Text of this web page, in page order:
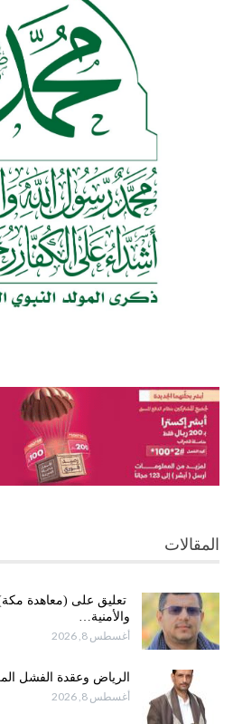
المقالات
تعليق على (معاهدة مكة)
والأمنية…
أغسطس 8, 2026
الرياض وعقدة الفشل
أغسطس 8, 2026